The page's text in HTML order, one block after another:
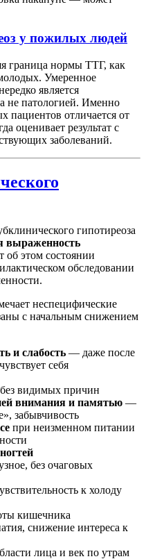
у пожилых людей
граница нормы ТТГ, как
Умеренное
является
не патологией. Именно
пациентов отличается от
оценивает результат с
заболеваний.
гипотиреоза
выраженность
этом состоянии
обследовании
неспецифические
с начальным снижением
и слабость — даже после
себя
видимых причин
внимания и памятью —
забывчивость
при неизменном питании
без очаговых
к холоду
кишечника
снижение интереса к
лица и век по утрам